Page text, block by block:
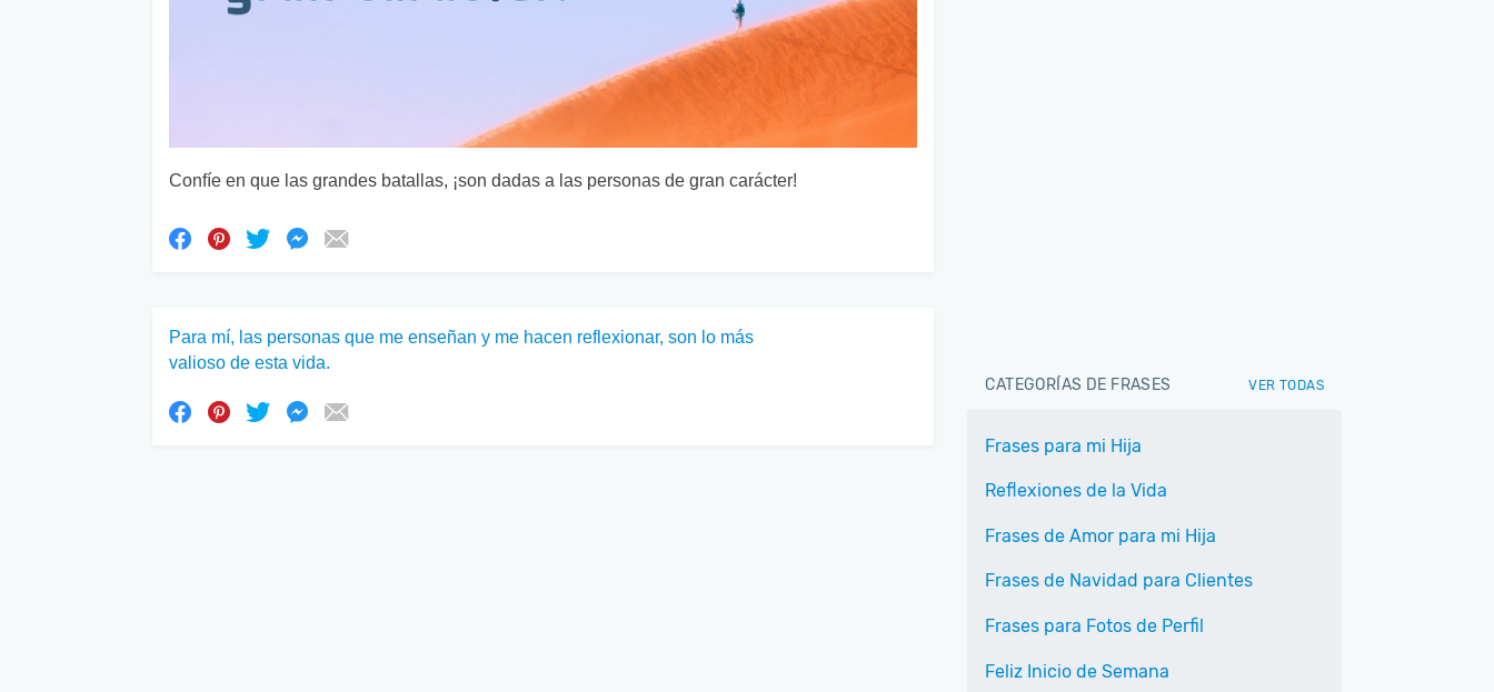
Confíe en que las grandes batallas, ¡son dadas a las personas de gran carácter!
Para mí, las personas que me enseñan y me hacen reflexionar, son lo más
valioso de esta vida.
CATEGORÍAS DE FRASES VER TODAS
Frases para mi Hija
Reflexiones de la Vida
Frases de Amor para mi Hija
Frases de Navidad para Clientes
Frases para Fotos de Perfil
Feliz Inicio de Semana